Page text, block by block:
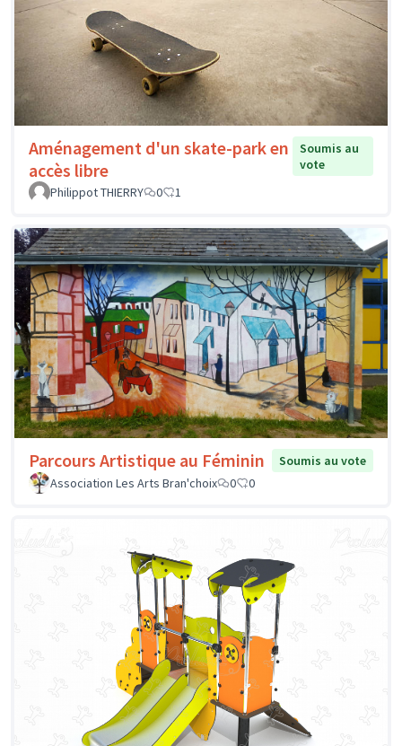
Aménagement d'un skate-park en
accès libre
Soumis au
vote
Philippot THIERRY
0 1
Parcours Artistique au Féminin
Soumis au vote
Association Les Arts Bran'choix
0 0